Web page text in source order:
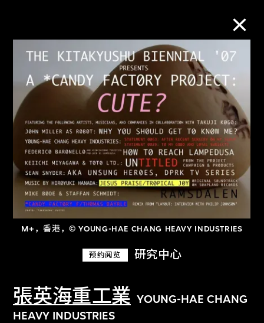
M+，香港，© YOUNG-HAE CHANG HEAVY INDUSTRIES
预约阅览 研究中心
張英海重工業 YOUNG-HAE CHANG
HEAVY INDUSTRIES
M+藏品
进一步筛选 搜索
关于M+藏品
探索世界顶级的二十及二十一世纪视觉